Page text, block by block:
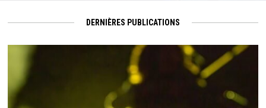
DERNIÈRES PUBLICATIONS